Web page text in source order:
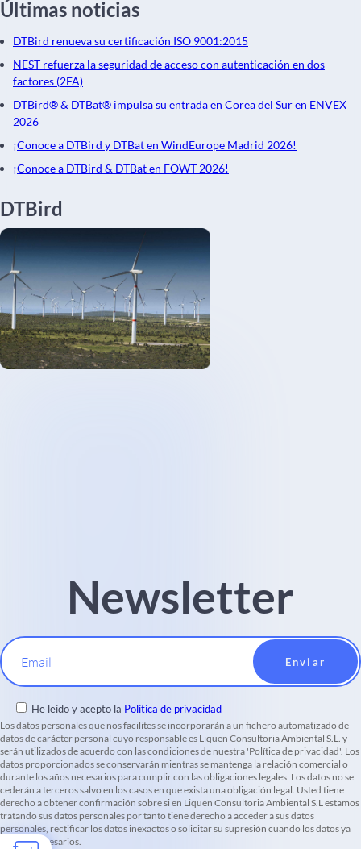
Últimas noticias
DTBird renueva su certificación ISO 9001:2015
NEST refuerza la seguridad de acceso con autenticación en dos
factores (2FA)
DTBird® & DTBat® impulsa su entrada en Corea del Sur en ENVEX
2026
¡Conoce a DTBird y DTBat en WindEurope Madrid 2026!
¡Conoce a DTBird & DTBat en FOWT 2026!
DTBird
Newsletter
Email
He leído y acepto la Política de privacidad
Los datos personales que nos facilites se incorporarán a un fichero automatizado de
datos de carácter personal cuyo responsable es Liquen Consultoria Ambiental S.L. y
serán utilizados de acuerdo con las condiciones de nuestra 'Política de privacidad'. Los
datos proporcionados se conservarán mientras se mantenga la relación comercial o
durante los años necesarios para cumplir con las obligaciones legales. Los datos no se
cederán a terceros salvo en los casos en que exista una obligación legal. Usted tiene
derecho a obtener confirmación sobre si en Liquen Consultoria Ambiental S.L estamos
tratando sus datos personales por tanto tiene derecho a acceder a sus datos
personales, rectificar los datos inexactos o solicitar su supresión cuando los datos ya
no sean necesarios.